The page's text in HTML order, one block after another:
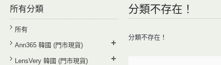
所有分類
所有
Ann365 韓國 (門市現貨) +
LensVery 韓國 (門市現貨) +
分類不存在！
分類不存在！